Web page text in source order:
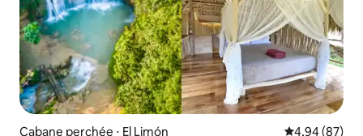
Cabane perchée ⋅ El Limón Évaluation
4,94 (87)